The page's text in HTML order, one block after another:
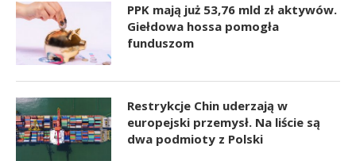
PPK mają już 53,76 mld zł aktywów.
Giełdowa hossa pomogła
funduszom
Restrykcje Chin uderzają w
europejski przemysł. Na liście są
dwa podmioty z Polski